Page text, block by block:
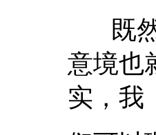
既然
意境也
实，我